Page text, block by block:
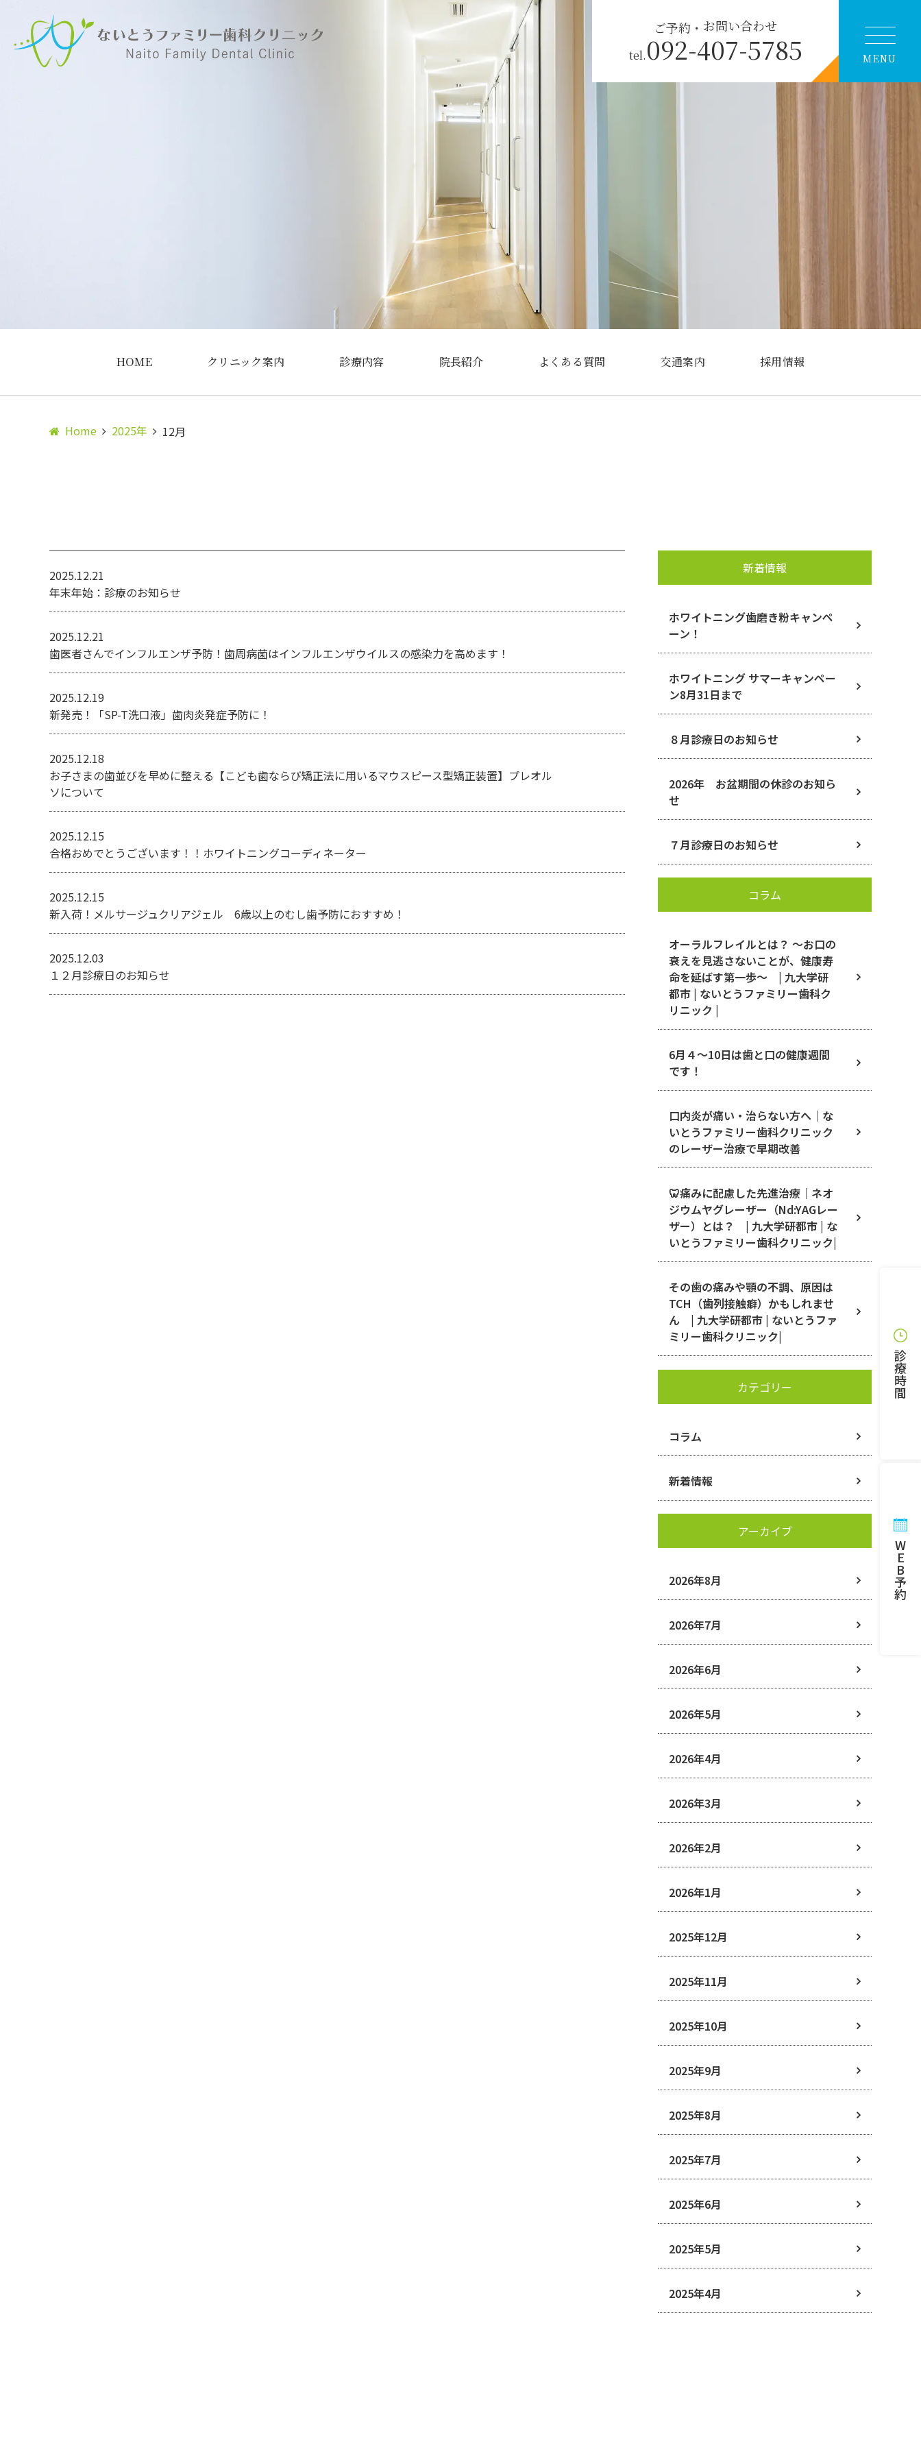
ご予約・ お問い合わせ
tel.092-407-5785 MENU
▲
診
療
時
間
W
E
B
予
約
HOME クリニック案内 診療内容 院長紹介 よくある質問 交通案内 採用情報
Home 2025年 12月
2025.12.21
年末年始：診療のお知らせ
2025.12.21
歯医者さんでインフルエンザ予防！歯周病菌はインフルエンザウイルスの感染力を高めます！
2025.12.19
新発売！「SP-T洗口液」歯肉炎発症予防に！
2025.12.18
お子さまの歯並びを早めに整える【こども歯ならび矯正法に用いるマウスピース型矯正装置】プレオル
ソについて
2025.12.15
合格おめでとうございます！！ホワイトニングコーディネーター
2025.12.15
新入荷！メルサージュクリアジェル 6歳以上のむし歯予防におすすめ！
2025.12.03
１２月診療日のお知らせ
新着情報
ホワイトニング歯磨き粉キャンペ
ーン！
ホワイトニング サマーキャンペー
ン8月31日まで
８月診療日のお知らせ
2026年 お盆期間の休診のお知ら
せ
７月診療日のお知らせ
コラム
オーラルフレイルとは？ ～お口の
衰えを見逃さないことが、健康寿
命を延ばす第一歩～ | 九大学研
都市 | ないとうファミリー歯科ク
リニック |
6月４〜10日は歯と口の健康週間
です！
口内炎が痛い・治らない方へ｜な
いとうファミリー歯科クリニック
のレーザー治療で早期改善
🦷痛みに配慮した先進治療｜ネオ
ジウムヤグレーザー（Nd:YAGレー
ザー）とは？ | 九大学研都市 | な
いとうファミリー歯科クリニック|
その歯の痛みや顎の不調、原因は
TCH（歯列接触癖）かもしれませ
ん | 九大学研都市 | ないとうファ
ミリー歯科クリニック|
カテゴリー
コラム
新着情報
アーカイブ
2026年8月
2026年7月
2026年6月
2026年5月
2026年4月
2026年3月
2026年2月
2026年1月
2025年12月
2025年11月
2025年10月
2025年9月
2025年8月
2025年7月
2025年6月
2025年5月
2025年4月